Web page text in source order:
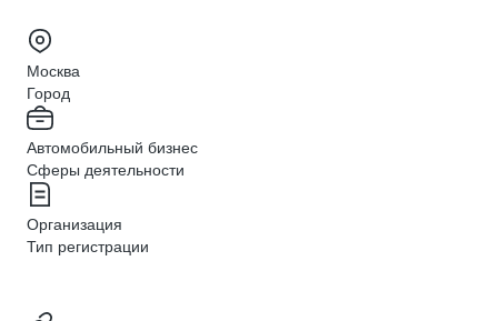
Москва
Город
Автомобильный бизнес
Сферы деятельности
Организация
Тип регистрации